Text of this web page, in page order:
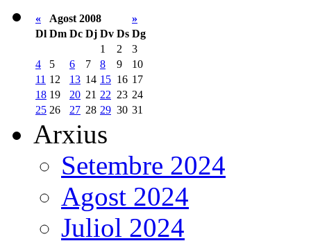
« Agost 2008
»
Dl Dm Dc Dj Dv Ds Dg
1
2
3
4
5 6 7 8 9
10
11 12 13 14 15 16 17
18 19 20 21 22 23 24
25 26 27 28 29 30 31
Arxius
Setembre 2024
Agost 2024
Juliol 2024